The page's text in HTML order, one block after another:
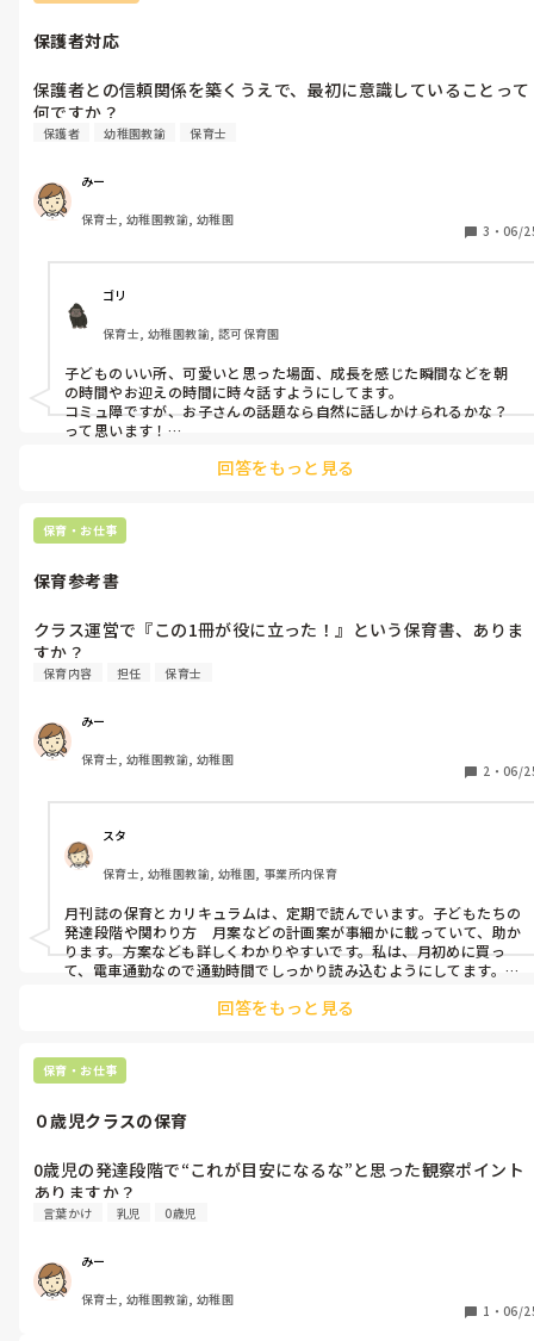
保護者対応
保護者との信頼関係を築くうえで、最初に意識していることって
何ですか？
保護者 幼稚園教諭 保育士
みー
保育士, 幼稚園教諭, 幼稚園
3 ・ 06/
ゴリ
保育士, 幼稚園教諭, 認可保育園
子どものいい所、可愛いと思った場面、成長を感じた瞬間などを朝
の時間やお迎えの時間に時々話すようにしてます。
コミュ障ですが、お子さんの話題なら自然に話しかけられるかな？
って思います！
あと、お子さんの話なら保護者の方も嬉しそうに聞いてくださる方
回答をもっと見る
保育・お仕事
保育参考書
クラス運営で『この1冊が役に立った！』という保育書、ありま
すか？
保育内容 担任 保育士
みー
保育士, 幼稚園教諭, 幼稚園
2 ・ 06/
スタ
保育士, 幼稚園教諭, 幼稚園, 事業所内保育
月刊誌の保育とカリキュラムは、定期で読んでいます。子どもたちの
発達段階や関わり方　月案などの計画案が事細かに載っていて、助か
ります。方案なども詳しくわかりやすいです。私は、月初めに買っ
て、電車通勤なので通勤時間でしっかり読み込むようにしてます。
回答をもっと見る
保育・お仕事
０歳児クラスの保育
0歳児の発達段階で“これが目安になるな”と思った観察ポイント
ありますか？
言葉かけ 乳児 0歳児
みー
保育士, 幼稚園教諭, 幼稚園
1 ・ 06/